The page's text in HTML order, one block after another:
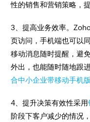
性的销售和营销策略，
3、提高业务效率。
页访问，手机端也可以
移动消息随时提醒，避
外出，也能随时随地跟
合中小企业带移动手机
4、提升决策有效性采用
阶段下客户减少的情况